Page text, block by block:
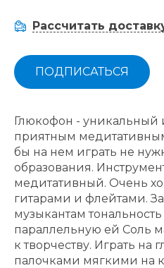
Рассчитать
ПОДПИСАТЬСЯ
Глюкофон - уникальный
приятным
бы на нем играть не
образования.
медитативный. Очень
гитарами и флейтами.
музыкантам
параллельную ей Соль
к творчеству. Играть на
палочками мягкими на